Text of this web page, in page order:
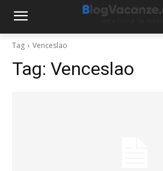
Tag Venceslao
Tag: Venceslao